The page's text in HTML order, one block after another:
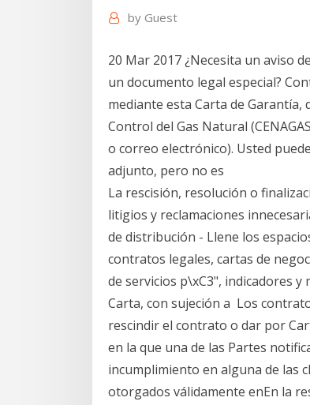
by Guest
20 Mar 2017 ¿Necesita un aviso
un documento legal especial?
mediante esta Carta de
Control del Gas Natural
o correo electrónico). Usted
adjunto, pero no es
La rescisión, resolución o
litigios y reclamaciones
de distribución - Llene los
contratos legales, cartas de
de servicios p\xC3", indicadores
Carta, con sujeción a Los
rescindir el contrato o dar por
en la que una de las Partes
incumplimiento en alguna de las
otorgados válidamente enEn la